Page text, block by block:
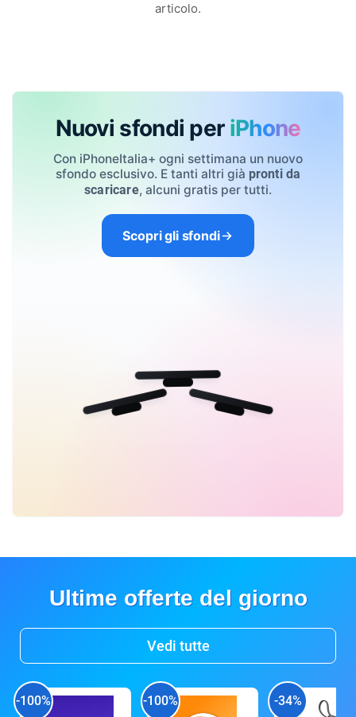
articolo.
Nuovi sfondi per iPhone
Con iPhoneItalia+ ogni settimana un nuovo
sfondo esclusivo. E tanti altri già pronti da
scaricare, alcuni gratis per tutti.
Scopri gli sfondi
Ultime offerte del giorno
Vedi tutte
-100% -100% -34%